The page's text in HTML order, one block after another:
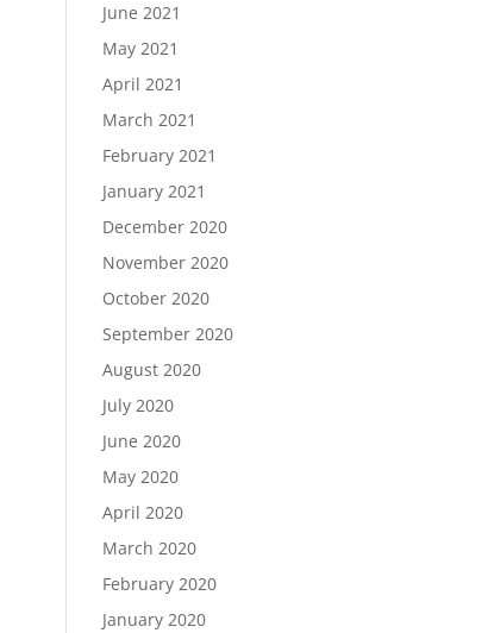
June 2021
May 2021
April 2021
March 2021
February 2021
January 2021
December 2020
November 2020
October 2020
September 2020
August 2020
July 2020
June 2020
May 2020
April 2020
March 2020
February 2020
January 2020